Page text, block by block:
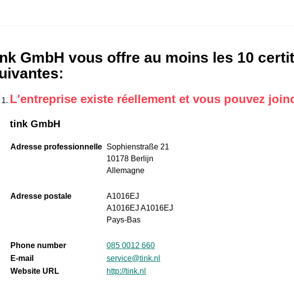
GmbH vous offre au moins les 10
:
L'entreprise existe réellement et vous pouvez
tink GmbH
Adresse professionnelle Sophienstraße 21
10178 Berlijn
Allemagne
Adresse postale
A1016EJ
A1016EJ A1016EJ
Pays-Bas
Phone number
085 0012 660
E-mail
service@tink.nl
Website URL
http://tink.nl